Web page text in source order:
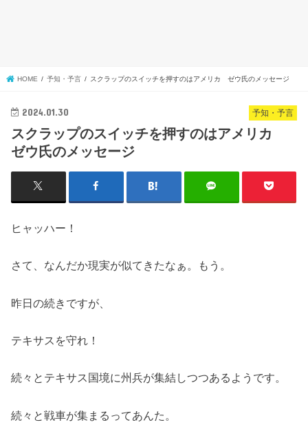
HOME 予知・予言 スクラップのスイッチを押すのはアメリカ ゼウ氏のメッセージ
予知・予言
2024.01.30
スクラップのスイッチを押すのはアメリカ
ゼウ氏のメッセージ
ヒャッハー！
さて、なんだか現実が似てきたなぁ。もう。
昨日の続きですが、
テキサスを守れ！
続々とテキサス国境に州兵が集結しつつあるようです。
続々と戦車が集まるってあんた。